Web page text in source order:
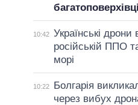
10:42 Українські
російській ППО
морі
10:22
Болгарія
через вибух